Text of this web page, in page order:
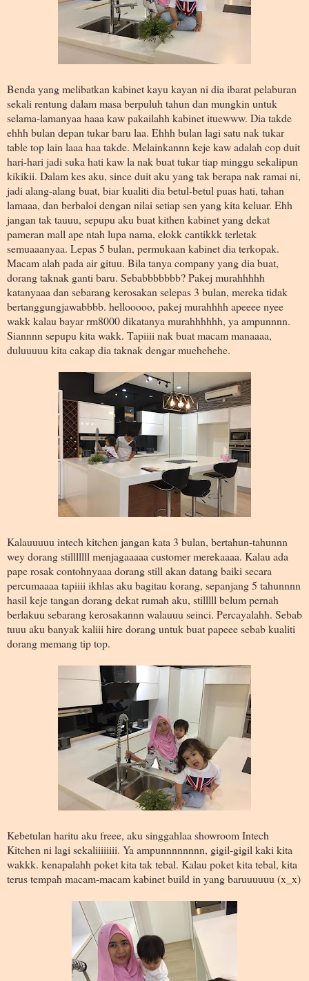
Benda yang melibatkan kabinet kayu kayan ni dia ibarat pelaburan
sekali rentung dalam masa berpuluh tahun dan mungkin untuk
selama-lamanyaa haaa kaw pakailahh kabinet ituewww. Dia takde
ehhh bulan depan tukar baru laa. Ehhh bulan lagi satu nak tukar
table top lain laaa haa takde. Melainkannn keje kaw adalah cop duit
hari-hari jadi suka hati kaw la nak buat tukar tiap minggu sekalipun
kikikii. Dalam kes aku, since duit aku yang tak berapa nak ramai ni,
jadi alang-alang buat, biar kualiti dia betul-betul puas hati, tahan
lamaaa, dan berbaloi dengan nilai setiap sen yang kita keluar. Ehh
jangan tak tauuu, sepupu aku buat kithen kabinet yang dekat
pameran mall ape ntah lupa nama, elokk cantikkk terletak
semuaaanyaa. Lepas 5 bulan, permukaan kabinet dia terkopak.
Macam alah pada air gituu. Bila tanya company yang dia buat,
dorang taknak ganti baru. Sebabbbbbbb? Pakej murahhhhh
katanyaaa dan sebarang kerosakan selepas 3 bulan, mereka tidak
bertanggungjawabbbb. hellooooo, pakej murahhhh apeeee nyee
wakk kalau bayar rm8000 dikatanya murahhhhhh, ya ampunnnn.
Siannnn sepupu kita wakk. Tapiiii nak buat macam manaaaa,
duluuuuu kita cakap dia taknak dengar muehehehe.
Kalauuuuu intech kitchen jangan kata 3 bulan, bertahun-tahunnn
wey dorang stilllllll menjagaaaaa customer merekaaaa. Kalau ada
pape rosak contohnyaaa dorang still akan datang baiki secara
percumaaaa tapiiii ikhlas aku bagitau korang, sepanjang 5 tahunnnn
hasil keje tangan dorang dekat rumah aku, stilllll belum pernah
berlakuu sebarang kerosakannn walauuu seinci. Percayalahh. Sebab
tuuu aku banyak kaliii hire dorang untuk buat papeee sebab kualiti
dorang memang tip top.
Kebetulan haritu aku freee, aku singgahlaa showroom Intech
Kitchen ni lagi sekaliiiiiiii. Ya ampunnnnnnnn, gigil-gigil kaki kita
wakkk. kenapalahh poket kita tak tebal. Kalau poket kita tebal, kita
terus tempah macam-macam kabinet build in yang baruuuuuu (x_x)